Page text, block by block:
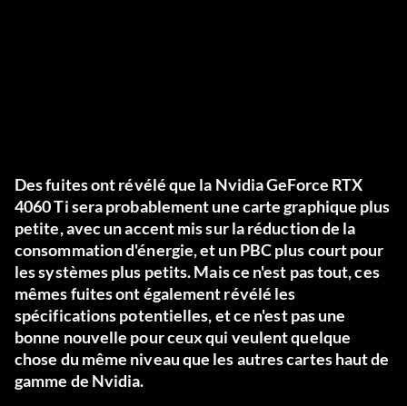
Des fuites ont révélé que la Nvidia GeForce RTX
4060 Ti sera probablement une carte graphique plus
petite, avec un accent mis sur la réduction de la
consommation d'énergie, et un PBC plus court pour
les systèmes plus petits. Mais ce n'est pas tout, ces
mêmes fuites ont également révélé les
spécifications potentielles, et ce n'est pas une
bonne nouvelle pour ceux qui veulent quelque
chose du même niveau que les autres cartes haut de
gamme de Nvidia.